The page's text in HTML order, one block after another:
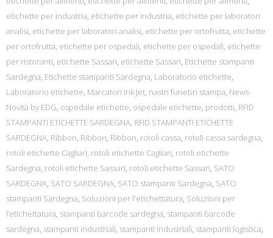
etichette per industria, etichette per industria, etichette per laboratori
analisi, etichette per laboratori analisi, etichette per ortofrutta, etichette
per ortofrutta, etichette per ospedali, etichette per ospedali, etichette
per ristoranti, etichette Sassari, etichette Sassari, Etichette stampanti
Sardegna, Etichette stampanti Sardegna, Laboratorio etichette,
Laboratorio etichette, Marcatori Ink Jet, nastri funebri stampa, News-
Novità by EDG, ospedale etichette, ospedale etichette, prodotti, RFID
STAMPANTI ETICHETTE SARDEGNA, RFID STAMPANTI ETICHETTE
SARDEGNA, Ribbon, Ribbon, Ribbon, rotoli cassa, rotoli cassa sardegna,
rotoli etichette Cagliari, rotoli etichette Cagliari, rotoli etichette
Sardegna, rotoli etichette Sassari, rotoli etichette Sassari, SATO
SARDEGNA, SATO SARDEGNA, SATO stampanti Sardegna, SATO
stampanti Sardegna, Soluzioni per l'etichettatura, Soluzioni per
l’etichettatura, stampanti barcode sardegna, stampanti barcode
sardegna, stampanti industriali, stampanti industriali, stampanti logistica,